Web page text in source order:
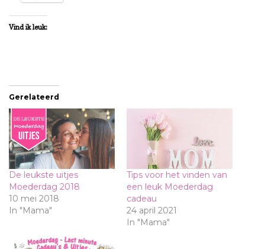
Vind ik leuk:
Gerelateerd
De leukste uitjes
Moederdag 2018
10 mei 2018
In "Mama"
Tips voor het vinden van
een leuk Moederdag
cadeau
24 april 2021
In "Mama"